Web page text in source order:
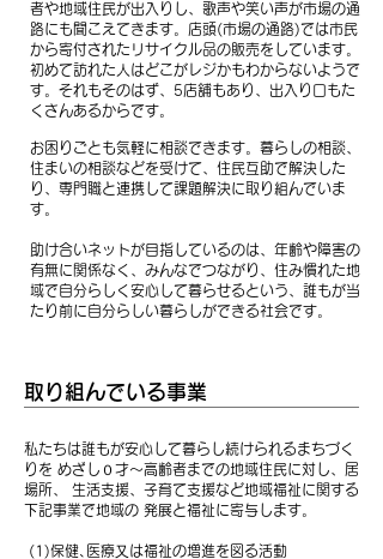
者や地域住民が出入りし、歌声や笑い声が市場の通
路にも聞こえてきます。店頭(市場の通路)では市民
から寄付されたリサイクル品の販売をしています。
初めて訪れた人はどこが レジかもわからないようで
す。それもそのはず、5店舗もあり、出入り口もた
くさんあるからです。
お困りごとも気軽に相談できます。暮らしの相談、
住まいの相談などを受けて、住民互助で解決した
り、専門職と連携して課題解決に取り組んでいま
す。
助け合いネットが目指しているのは、年齢や障害の
有無に関係なく、みんなでつながり、住み慣れた地
域で自分らしく安心して暮らせるという、誰もが当
たり前に自分らしい暮らしができる社会です。
​取り組んでいる事業
私たちは誰もが安心して暮らし続けられるまちづく
りを めざし０才～高齢者までの地域住民に対し、居
場所、 生活支援、子育て支援など地域福祉に関する
下記事業で地域の 発展と福祉に寄与します。
(1)保健､医療⼜は福祉の増進を図る活動